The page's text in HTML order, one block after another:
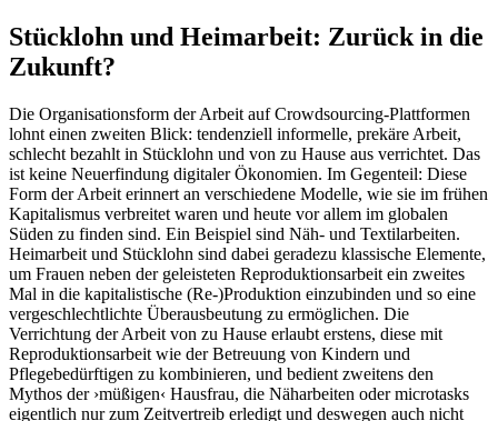
Stücklohn und Heimarbeit: Zurück in die
Zukunft?
Die Organisationsform der Arbeit auf Crowdsourcing-Plattformen
lohnt einen zweiten Blick: tendenziell informelle, prekäre Arbeit,
schlecht bezahlt in Stücklohn und von zu Hause aus verrichtet. Das
ist keine Neuerfindung digitaler Ökonomien. Im Gegenteil: Diese
Form der Arbeit erinnert an verschiedene Modelle, wie sie im frühen
Kapitalismus verbreitet waren und heute vor allem im globalen
Süden zu finden sind. Ein Beispiel sind Näh- und Textilarbeiten.
Heimarbeit und Stücklohn sind dabei geradezu klassische Elemente,
um Frauen neben der geleisteten Reproduktionsarbeit ein zweites
Mal in die kapitalistische (Re-)Produktion einzubinden und so eine
vergeschlechtlichte Überausbeutung zu ermöglichen. Die
Verrichtung der Arbeit von zu Hause erlaubt erstens, diese mit
Reproduktionsarbeit wie der Betreuung von Kindern und
Pflegebedürftigen zu kombinieren, und bedient zweitens den
Mythos der ›müßigen‹ Hausfrau, die Näharbeiten oder microtasks
eigentlich nur zum Zeitvertreib erledigt und deswegen auch nicht